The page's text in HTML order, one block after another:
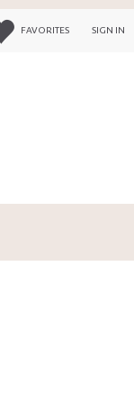
FAVORITES SIGN IN